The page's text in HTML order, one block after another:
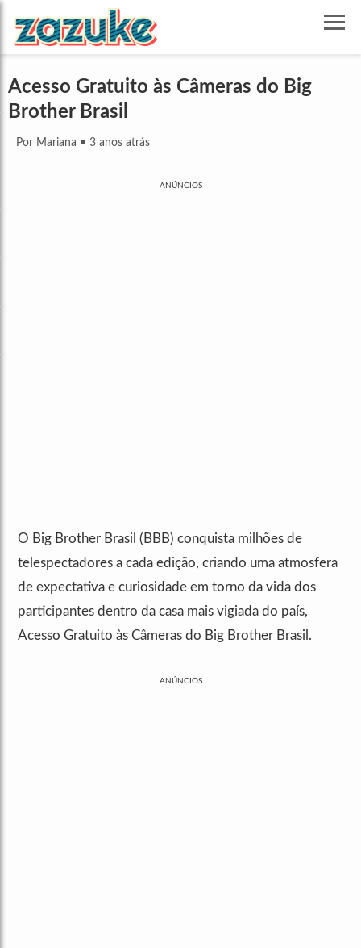
Acesso Gratuito às Câmeras do Big
Brother Brasil
Por Mariana • 3 anos atrás
ANÚNCIOS
O Big Brother Brasil (BBB) conquista milhões de
telespectadores a cada edição, criando uma atmosfera
de expectativa e curiosidade em torno da vida dos
participantes dentro da casa mais vigiada do país,
Acesso Gratuito às Câmeras do Big Brother Brasil.
ANÚNCIOS